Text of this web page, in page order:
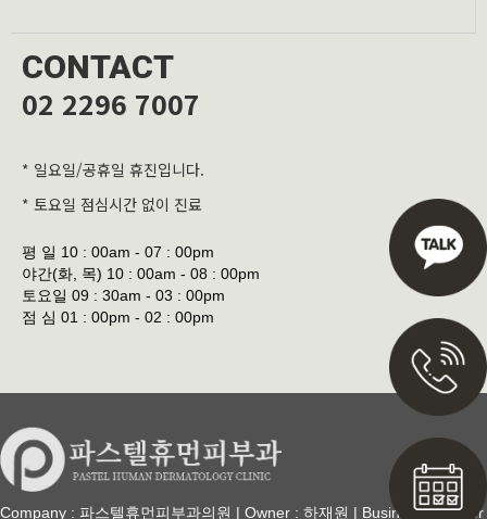
CONTACT
02 2296 7007
* 일요일/공휴일 휴진입니다.
* 토요일 점심시간 없이 진료
평 일 10 : 00am - 07 : 00pm
야간(화, 목) 10 : 00am - 08 : 00pm
토요일 09 : 30am - 03 : 00pm
점 심 01 : 00pm - 02 : 00pm
Company : 파스텔휴먼피부과의원 | Owner : 하재원 | Business Number